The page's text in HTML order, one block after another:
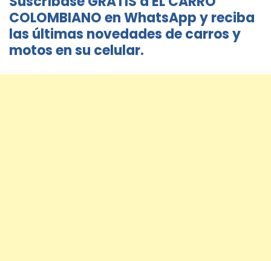
COLOMBIANO en WhatsApp y reciba
las últimas novedades de carros y
motos en su celular.